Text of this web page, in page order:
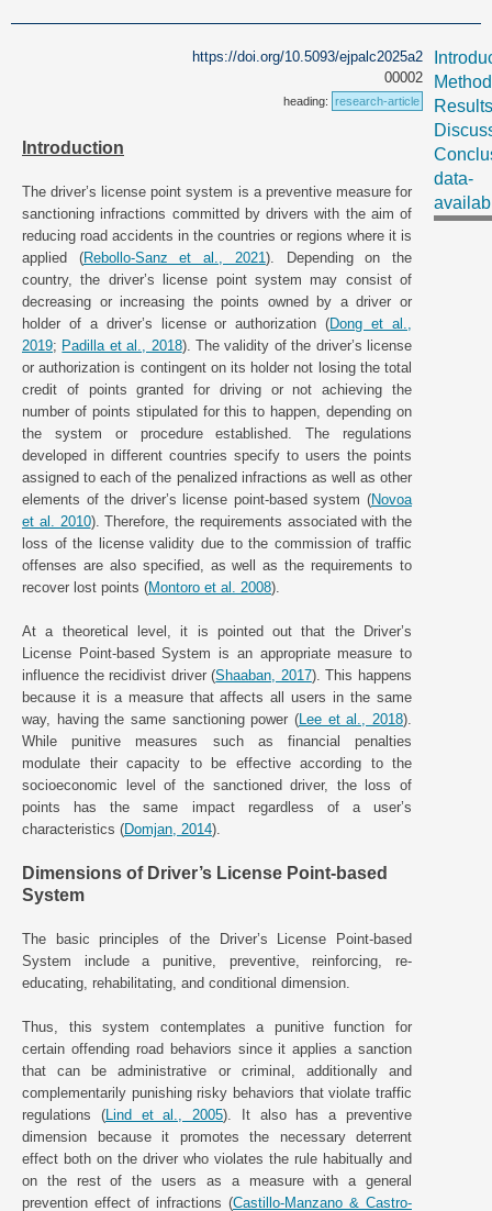
https://doi.org/10.5093/ejpalc2025a2
00002
heading: research-article
Introduction
The driver’s license point system is a preventive measure for
sanctioning infractions committed by drivers with the aim of
reducing road accidents in the countries or regions where it is
applied (Rebollo-Sanz et al., 2021). Depending on the
country, the driver’s license point system may consist of
decreasing or increasing the points owned by a driver or
holder of a driver’s license or authorization (Dong et al.,
2019; Padilla et al., 2018). The validity of the driver’s license
or authorization is contingent on its holder not losing the total
credit of points granted for driving or not achieving the
number of points stipulated for this to happen, depending on
the system or procedure established. The regulations
developed in different countries specify to users the points
assigned to each of the penalized infractions as well as other
elements of the driver’s license point-based system (Novoa
et al. 2010). Therefore, the requirements associated with the
loss of the license validity due to the commission of traffic
offenses are also specified, as well as the requirements to
recover lost points (Montoro et al. 2008).
At a theoretical level, it is pointed out that the Driver’s
License Point-based System is an appropriate measure to
influence the recidivist driver (Shaaban, 2017). This happens
because it is a measure that affects all users in the same
way, having the same sanctioning power (Lee et al., 2018).
While punitive measures such as financial penalties
modulate their capacity to be effective according to the
socioeconomic level of the sanctioned driver, the loss of
points has the same impact regardless of a user’s
characteristics (Domjan, 2014).
Dimensions of Driver’s License Point-based
System
The basic principles of the Driver’s License Point-based
System include a punitive, preventive, reinforcing, re-
educating, rehabilitating, and conditional dimension.
Thus, this system contemplates a punitive function for
certain offending road behaviors since it applies a sanction
that can be administrative or criminal, additionally and
complementarily punishing risky behaviors that violate traffic
regulations (Lind et al., 2005). It also has a preventive
dimension because it promotes the necessary deterrent
effect both on the driver who violates the rule habitually and
on the rest of the users as a measure with a general
prevention effect of infractions (Castillo-Manzano & Castro-
Method
Results
data-